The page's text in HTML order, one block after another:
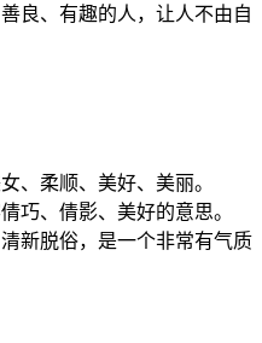
良、有趣的人，让人不由自
、柔顺、美好、美丽。
巧、倩影、美好的意思。
新脱俗，是一个非常有气质